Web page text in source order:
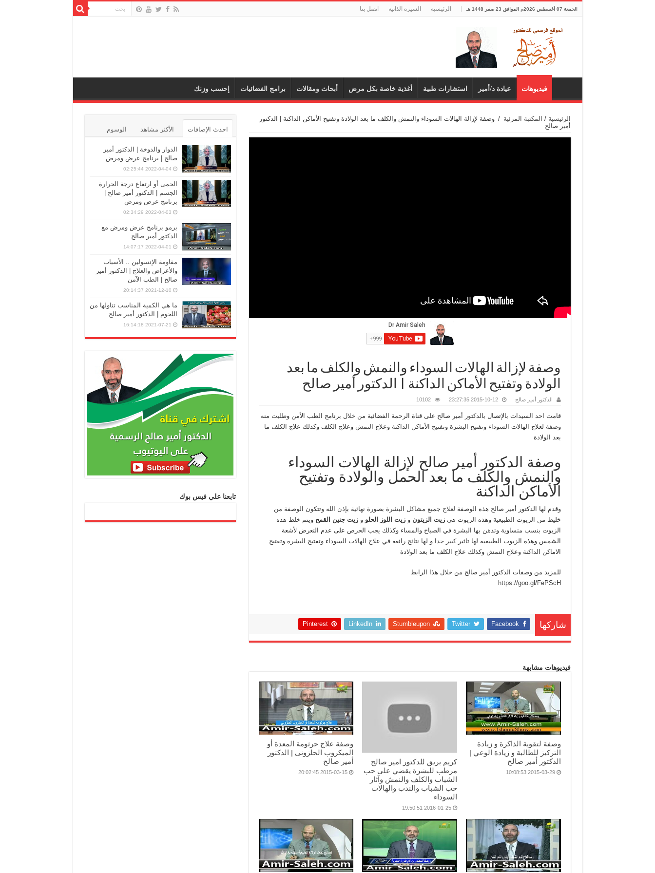
الجمعة 07 أغسطس 2026م الموافق 23 صفر 1448 هـ الرئيسية السيرة الذاتية اتصل بنا
فيديوهات عيادة د/أمير استشارات طبية أغذية خاصة بكل مرض أبحاث ومقالات برامج الفضائيات إحسب وزنك
الرئيسية / المكتبة المرئية / وصفة لإزالة الهالات السوداء والنمش والكلف ما بعد الولادة وتفتيح الأماكن الداكنة | الدكتور
أمير صالح
وصفة لإزالة الهالات السوداء والنمش والكلف ما بعد
الولادة وتفتيح الأماكن الداكنة | الدكتور أمير صالح
الدكتور أمير صالح 2015-10-12 23:27:35
10102
قامت احد السيدات بالإتصال بالدكتور أمير صالح على قناة الرحمة الفضائية من خلال برنامج الطب الأمن وطلبت منه
وصفة لعلاج الهالات السوداء وتفتيح البشرة وتفتيح الأماكن الداكنة وعلاج النمش وعلاج الكلف وكذلك علاج الكلف ما
بعد الولادة
وصفة الدكتور أمير صالح لإزالة الهالات السوداء
والنمش والكلف ما بعد الحمل والولادة وتفتيح
الأماكن الداكنة
وقدم لها الدكتور أمير صالح هذه الوصفة لعلاج جميع مشاكل البشرة بصورة نهائية بإذن الله وتتكون الوصفة من
خليط من الزيوت الطبيعية وهذه الزيوت هيزيت الزيتون وزيت اللوز الحلو وزيت جنين القمح ويتم خلط هذه
الزيوت بنسب متساوية وتدهن بها البشرة في الصباح والمساء وكذلك يجب الحرص على عدم التعرض لأشعة
الشمس وهذه الزيوت الطبيعية لها تاثير كبير جدا و لها نتائج رائعة في علاج الهالات السوداء وتفتيح البشرة وتفتيح
الاماكن الداكنة وعلاج النمش وكذلك علاج الكلف ما بعد الولادة
للمزيد من وصفات الدكتور أمير صالح من خلال هذا الرابط
https://goo.gl/FePScH
شاركها Facebook
Twitter
Stumbleupon
LinkedIn
Pinterest
فيديوهات مشابهة
وصفة لتقوية الذاكرة و زيادة
التركيز للطالبة و زيادة الوعي |
الدكتور أمير صالح
2015-03-29 10:08:53
كريم بريق للدكتور امير صالح
مرطب للبشرة يقضي على حب
الشباب والكلف والنمش وآثار
حب الشباب والندب والهالات
السوداء
2016-01-25 19:50:51
وصفة علاج جرثومة المعدة أو
الميكروب الحلزونى | الدكتور
أمير صالح
2015-03-15 20:02:45
احدث الإضافات الأكثر مشاهد الوسوم
الدوار والدوخة | الدكتور أمير
صالح | برنامج عرض ومرض
2022-04-04 02:25:44
الحمى أو ارتفاع درجة الحرارة
الجسم | الدكتور أمير صالح |
برنامج عرض ومرض
2022-04-03 02:34:29
برمو برنامج عرض ومرض مع
الدكتور أمير صالح
2022-04-01 14:07:17
مقاومة الإنسولين .. الأسباب
والأعراض والعلاج | الدكتور أمير
صالح | الطب الآمن
2021-12-10 20:14:37
ما هي الكمية المناسب تناولها من
اللحوم | الدكتور أمير صالح
2021-07-21 16:14:18
تابعنا علي فيس بوك